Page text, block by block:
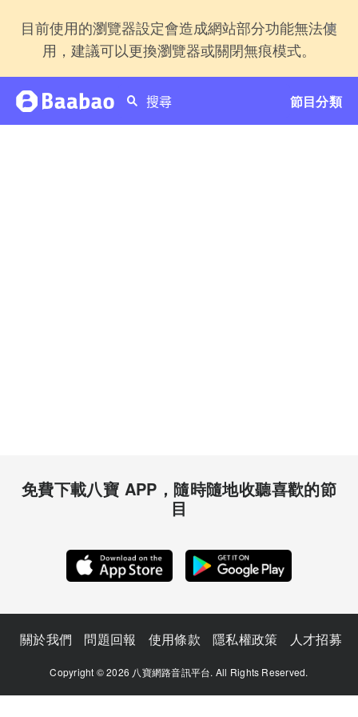
目前使用的瀏覽器設定會造成網站部分功能無法使
用，建議可以更換瀏覽器或關閉無痕模式。
節目分類
免費下載八寶 APP，隨時隨地收聽喜歡的節
目
關於我們 問題回報 使用條款 隱私權政策 人才招募
Copyright © 2026 八寶網路音訊平台. All Rights Reserved.